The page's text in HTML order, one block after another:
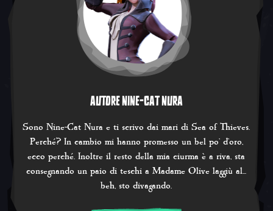
AUTORE NINE-CAT NURA
Sono Nine-Cat Nura e ti scrivo dai mari di Sea of Thieves.
Perché? In cambio mi hanno promesso un bel po' d'oro,
ecco perché. Inoltre il resto della mia ciurma è a riva, sta
consegnando un paio di teschi a Madame Olive laggiù al...
beh, sto divagando.